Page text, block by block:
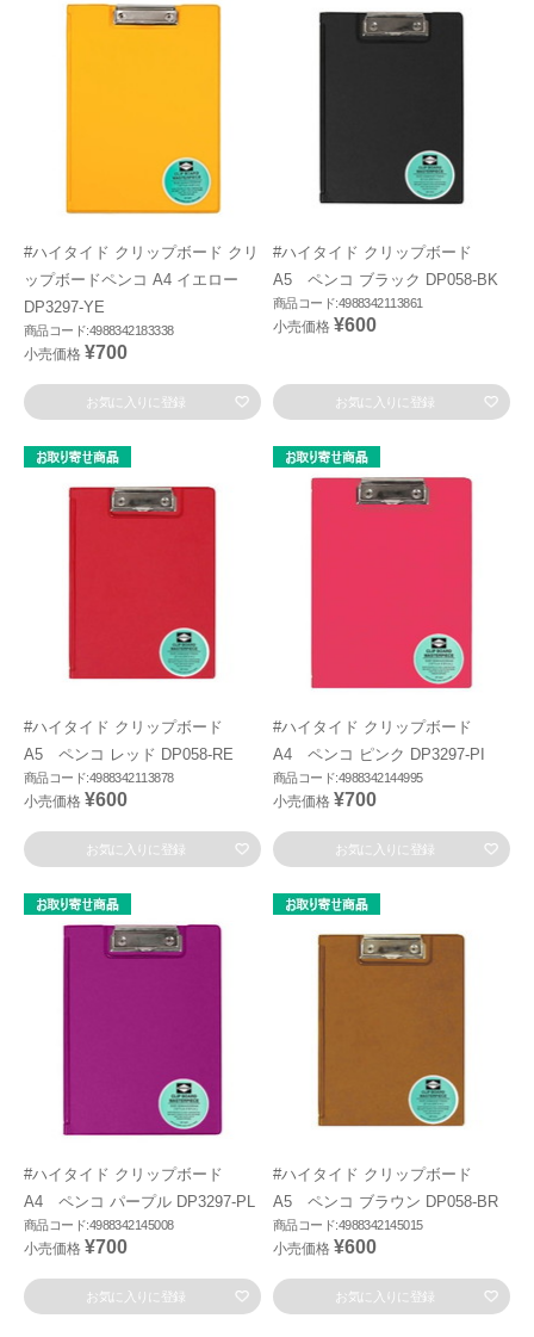
#ハイタイド クリップボード クリ
ップボードペンコ A4 イエロー
DP3297-YE
商品コード:4988342183338
小売価格 ¥700
お気に入りに登録
#ハイタイド クリップボード
A5 ペンコ ブラック DP058-BK
商品コード:4988342113861
小売価格 ¥600
お気に入りに登録
#ハイタイド クリップボード
A5 ペンコ レッド DP058-RE
商品コード:4988342113878
小売価格 ¥600
お気に入りに登録
#ハイタイド クリップボード
A4 ペンコ ピンク DP3297-PI
商品コード:4988342144995
小売価格 ¥700
お気に入りに登録
#ハイタイド クリップボード
A4 ペンコ パープル DP3297-PL
商品コード:4988342145008
小売価格 ¥700
お気に入りに登録
#ハイタイド クリップボード
A5 ペンコ ブラウン DP058-BR
商品コード:4988342145015
小売価格 ¥600
お気に入りに登録